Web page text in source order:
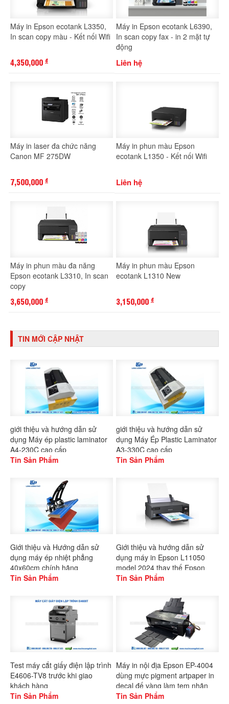
Máy in Epson ecotank L3350,
In scan copy màu - Kết nối Wifi
4,350,000 đ
Máy in Epson ecotank L6390,
In scan copy fax - in 2 mặt tự
động
Liên hệ
Máy in laser đa chức năng
Canon MF 275DW
7,500,000 đ
Máy in phun màu Epson
ecotank L1350 - Kết nối Wifi
Liên hệ
Máy in phun màu đa năng
Epson ecotank L3310, In scan
copy
3,650,000 đ
Máy in phun màu Epson
ecotank L1310 New
3,150,000 đ
TIN MỚI CẬP NHẬT
giới thiệu và hướng dẫn sử
dụng Máy ép plastic laminator
A4-230C cao cấp
Tin Sản Phẩm
giới thiệu và hướng dẫn sử
dụng Máy Ép Plastic Laminator
A3-330C cao cấp
Tin Sản Phẩm
Giới thiệu và Hướng dẫn sử
dụng máy ép nhiệt phẳng
40x60cm chính hãng
Gaoshang
Tin Sản Phẩm
Giới thiệu và hướng dẫn sử
dụng máy in Epson L11050
model 2024 thay thế Epson
L1300
Tin Sản Phẩm
Test máy cắt giấy điện lập trình
E4606-TV8 trước khi giao
khách hàng
Tin Sản Phẩm
Máy in nội địa Epson EP-4004
dùng mực pigment artpaper in
decal đế vàng làm tem nhãn
Tin Sản Phẩm